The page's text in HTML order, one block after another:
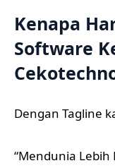
Kenapa
Software
Dengan Tagline
“Mendunia Lebih